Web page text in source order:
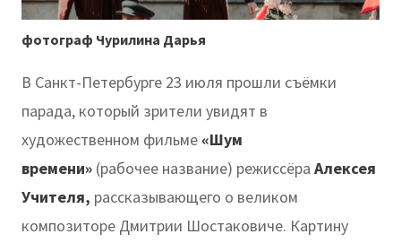
фотограф Чурилина Дарья
В Санкт-Петербурге 23 июля прошли съёмки
парада, который зрители увидят в
художественном фильме «Шум
времени» (рабочее название) режиссёра Алексея
Учителя, рассказывающего о великом
композиторе Дмитрии Шостаковиче. Картину